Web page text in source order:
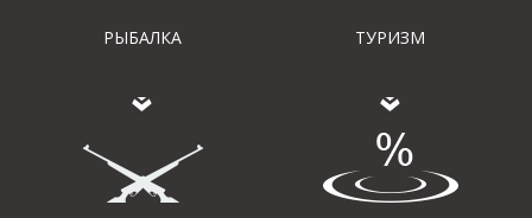
РЫБАЛКА ТУРИЗМ